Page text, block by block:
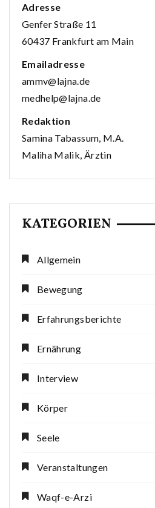
Adresse
Genfer Straße 11
60437 Frankfurt am Main
Emailadresse
ammv@lajna.de
medhelp@lajna.de
Redaktion
Samina Tabassum, M.A.
Maliha Malik, Ärztin
KATEGORIEN
Allgemein
Bewegung
Erfahrungsberichte
Ernährung
Interview
Körper
Seele
Veranstaltungen
Waqf-e-Arzi